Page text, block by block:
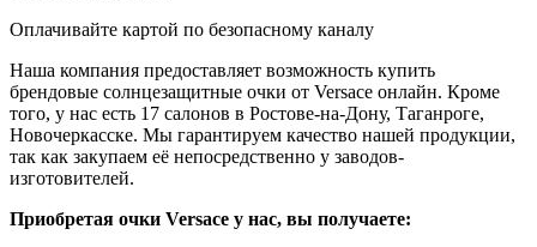
Оплачивайте картой по безопасному каналу
Наша компания предоставляет возможность купить
брендовые солнцезащитные очки от Versace онлайн. Кроме
того, у нас есть 17 салонов в Ростове-на-Дону, Таганроге,
Новочеркасске. Мы гарантируем качество нашей продукции,
так как закупаем её непосредственно у заводов-
изготовителей.
Приобретая очки Versace у нас, вы получаете: